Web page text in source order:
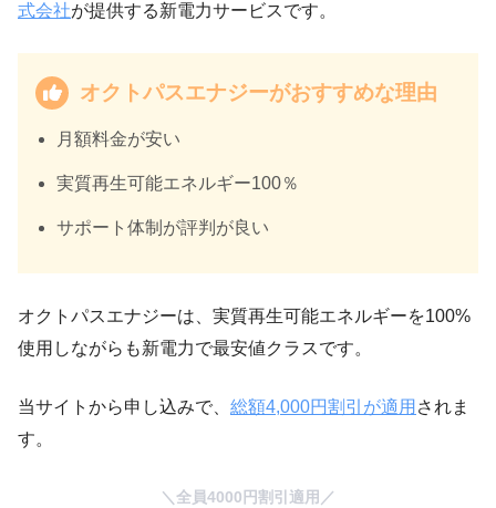
式会社が提供する新電力サービスです。
オクトパスエナジーがおすすめな理由
月額料金が安い
実質再生可能エネルギー100％
サポート体制が評判が良い
オクトパスエナジーは、実質再生可能エネルギーを100%
使用しながらも新電力で最安値クラスです。
当サイトから申し込みで、 総額4,000円割引が適用 されま
す。
＼全員4000円割引適用／